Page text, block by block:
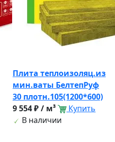
Плита теплоизоляц.из
мин.ваты БелтепРуф
30 плотн.105(1200*600)
9 554 ₽ / м³
Купить
В наличии